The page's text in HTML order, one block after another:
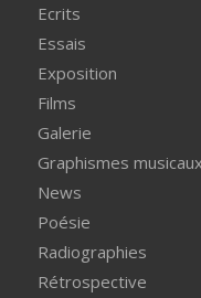
Ecrits
Essais
Exposition
Films
Galerie
Graphismes musicaux
News
Poésie
Radiographies
Rétrospective